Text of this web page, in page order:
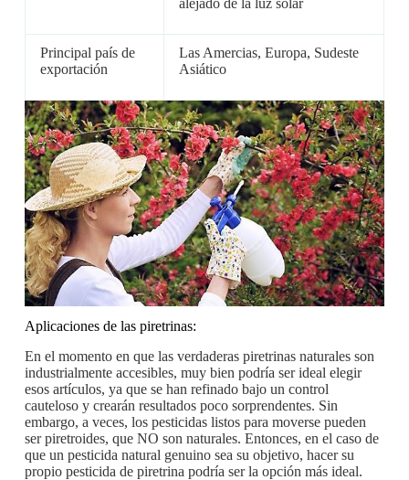
alejado de la luz solar
Principal país de
exportación
Las Amercias, Europa, Sudeste
Asiático
Aplicaciones de las piretrinas:
En el momento en que las verdaderas piretrinas naturales son
industrialmente accesibles, muy bien podría ser ideal elegir
esos artículos, ya que se han refinado bajo un control
cauteloso y crearán resultados poco sorprendentes. Sin
embargo, a veces, los pesticidas listos para moverse pueden
ser piretroides, que NO son naturales. Entonces, en el caso de
que un pesticida natural genuino sea su objetivo, hacer su
propio pesticida de piretrina podría ser la opción más ideal.